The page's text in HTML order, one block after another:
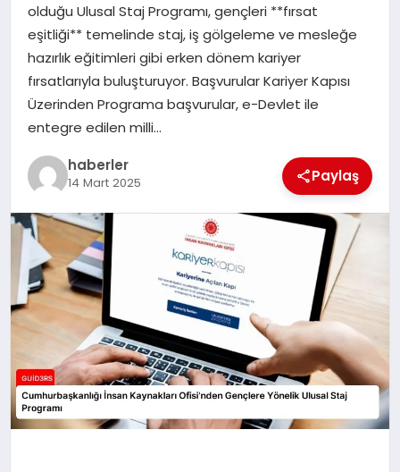
EĞITIM
olduğu Ulusal Staj Programı, gençleri **fırsat
eşitliği** temelinde staj, iş gölgeleme ve mesleğe
hazırlık eğitimleri gibi erken dönem kariyer
fırsatlarıyla buluşturuyor. Başvurular Kariyer Kapısı
Üzerinden Programa başvurular, e-Devlet ile
entegre edilen milli…
haberler
14 Mart 2025 Paylaş